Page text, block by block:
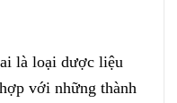
là loại dược liệu
với những thành